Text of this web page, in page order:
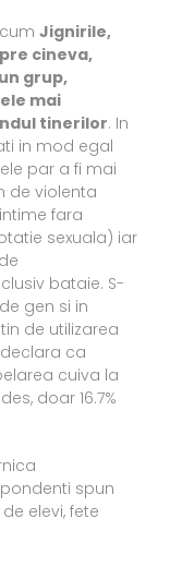
Jignirile,
cineva,
grup,
mai
tinerilor. In
in mod egal
par a fi mai
de violenta
fara
sexuala) iar
bataie. S-
gen si in
de utilizarea
ca
cuiva la
doar 16.7%
spun
elevi, fete